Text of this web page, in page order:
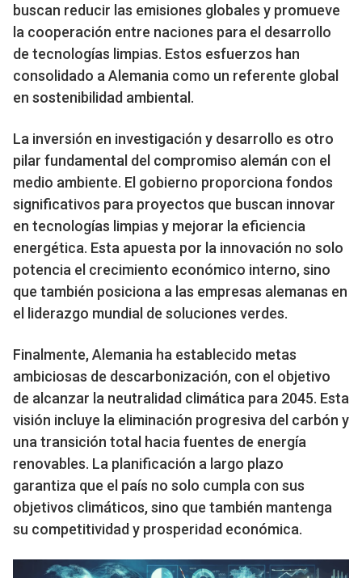
buscan reducir las emisiones globales y promueve
la cooperación entre naciones para el desarrollo
de tecnologías limpias. Estos esfuerzos han
consolidado a Alemania como un referente global
en sostenibilidad ambiental.
La inversión en investigación y desarrollo es otro
pilar fundamental del compromiso alemán con el
medio ambiente. El gobierno proporciona fondos
significativos para proyectos que buscan innovar
en tecnologías limpias y mejorar la eficiencia
energética. Esta apuesta por la innovación no solo
potencia el crecimiento económico interno, sino
que también posiciona a las empresas alemanas en
el liderazgo mundial de soluciones verdes.
Finalmente, Alemania ha establecido metas
ambiciosas de descarbonización, con el objetivo
de alcanzar la neutralidad climática para 2045. Esta
visión incluye la eliminación progresiva del carbón y
una transición total hacia fuentes de energía
renovables. La planificación a largo plazo
garantiza que el país no solo cumpla con sus
objetivos climáticos, sino que también mantenga
su competitividad y prosperidad económica.